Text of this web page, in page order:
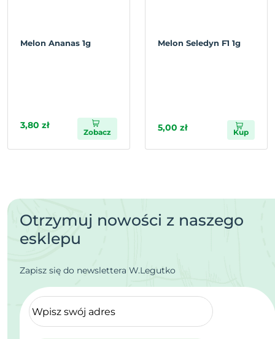
Melon Ananas 1g
3,80 zł
Zobacz
Melon Seledyn F1 1g
5,00 zł Kup
Otrzymuj nowości z naszego
esklepu
Zapisz się do newslettera W.Legutko